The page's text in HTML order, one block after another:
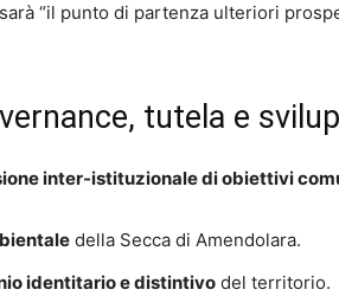
“il punto di partenza ulteriori
tutela e
inter-istituzionale di obiettivi
della Secca di Amendolara.
identitario e distintivo del territorio.